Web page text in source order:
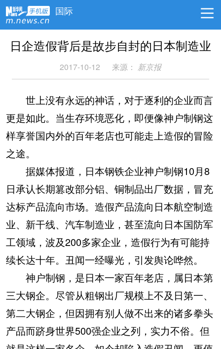
国际
日企造假背后是故步自封的日本制造业
2017-10-12 来源： 新京报
世上没有永远的神话，对于逐利的企业而言
更是如此。当生存环境恶化，即便像神户制钢这
样享誉国内外的百年老店也可能走上造假的冒险
之途。
据媒体报道，日本钢铁企业神户制钢10月8
日承认长期篡改部分铝、铜制品出厂数据，冒充
达标产品流向市场。造假产品流向日本航空制造
业、新干线、汽车制造业，甚至流向日本国防军
工领域，波及200多家企业，造假行为有可能持
续长达十年。丑闻一经曝光，引发舆论哗然。
神户制钢，是日本一家百年老店，属日本第
三大钢企。尽管从粗钢出厂规模上不及日第一、
第二大钢企，但因拥有别人做不出来的诸多拳头
产品而跻身世界500强企业之列，实力不俗。但